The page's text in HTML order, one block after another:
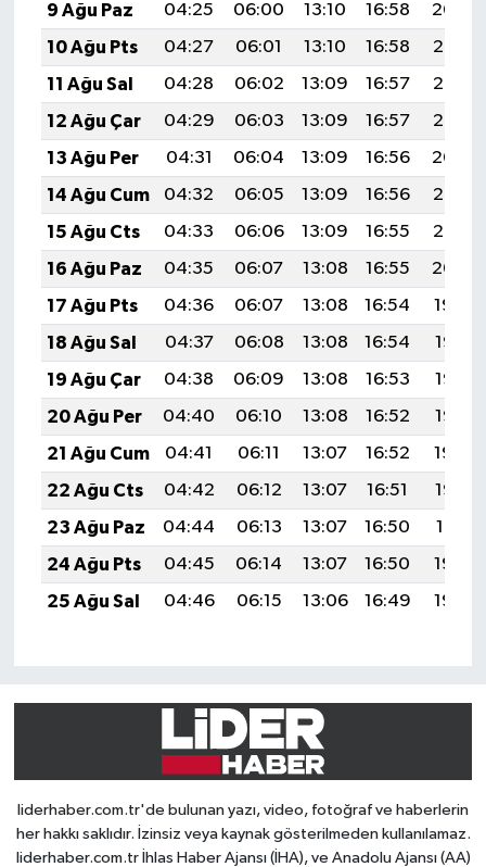
9 Ağu Paz
04:25 06:00 13:10 16:58
20:09
10 Ağu Pts
04:27 06:01 13:10 16:58
20:08
11 Ağu Sal
04:28 06:02 13:09 16:57
20:07
12 Ağu Çar
04:29 06:03 13:09 16:57
20:05
13 Ağu Per
04:31 06:04 13:09 16:56
20:04
14 Ağu Cum
04:32 06:05 13:09 16:56
20:03
15 Ağu Cts
04:33 06:06 13:09 16:55
20:02
16 Ağu Paz
04:35 06:07 13:08 16:55
20:00
17 Ağu Pts
04:36 06:07 13:08 16:54
19:59
18 Ağu Sal
04:37 06:08 13:08 16:54
19:58
19 Ağu Çar
04:38 06:09 13:08 16:53
19:56
20 Ağu Per
04:40 06:10 13:08 16:52
19:55
21 Ağu Cum
04:41 06:11 13:07 16:52
19:54
22 Ağu Cts
04:42 06:12 13:07 16:51
19:52
23 Ağu Paz
04:44 06:13 13:07 16:50
19:51
24 Ağu Pts
04:45 06:14 13:07 16:50
19:49
25 Ağu Sal
04:46 06:15 13:06 16:49 19:48
liderhaber.com.tr'de bulunan yazı, video, fotoğraf ve haberlerin
her hakkı saklıdır. İzinsiz veya kaynak gösterilmeden kullanılamaz.
liderhaber.com.tr İhlas Haber Ajansı (İHA), ve Anadolu Ajansı (AA)